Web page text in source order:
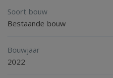
- Oven: Available
- Microwave: Available
- Dryer: Available
Soort bouw
Bestaande bouw
Bouwjaar
2022